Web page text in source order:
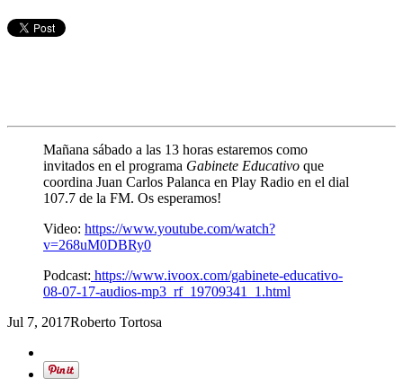
Mañana sábado a las 13 horas estaremos como
invitados en el programa Gabinete Educativo que
coordina Juan Carlos Palanca en Play Radio en el dial
107.7 de la FM. Os esperamos!
Video: https://www.youtube.com/watch?
v=268uM0DBRy0
Podcast: https://www.ivoox.com/gabinete-educativo-
08-07-17-audios-mp3_rf_19709341_1.html
Jul 7, 2017Roberto Tortosa